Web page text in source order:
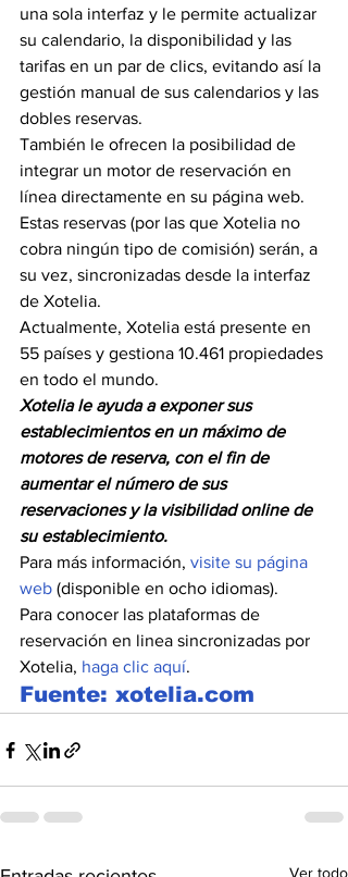
una sola interfaz y le permite actualizar
su calendario, la disponibilidad y las
tarifas en un par de clics, evitando así la
gestión manual de sus calendarios y las
dobles reservas.
También le ofrecen la posibilidad de
integrar un motor de reservación en
línea directamente en su página web.
Estas reservas (por las que Xotelia no
cobra ningún tipo de comisión) serán, a
su vez, sincronizadas desde la interfaz
de Xotelia.
Actualmente, Xotelia está presente en
55 países y gestiona 10.461 propiedades
en todo el mundo.
Xotelia le ayuda a exponer sus
establecimientos en un máximo de
motores de reserva, con el fin de
aumentar el número de sus
reservaciones y la visibilidad online de
su establecimiento.
Para más información, visite su página
web (disponible en ocho idiomas).
Para conocer las plataformas de
reservación en linea sincronizadas por
Xotelia, haga clic aquí.
Fuente: xotelia.com
Ver todo